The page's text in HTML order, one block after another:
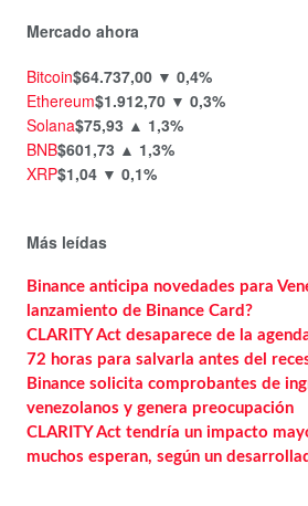
Mercado ahora
Bitcoin$64.737,00 ▼ 0,4%
Ethereum$1.912,70 ▼ 0,3%
Solana$75,93 ▲ 1,3%
BNB$601,73 ▲ 1,3%
XRP$1,04 ▼ 0,1%
Más leídas
Binance anticipa novedades para
lanzamiento de Binance Card?
CLARITY Act desaparece de la
72 horas para salvarla antes del
Binance solicita comprobantes de
venezolanos y genera preocupación
CLARITY Act tendría un impacto
muchos esperan, según un